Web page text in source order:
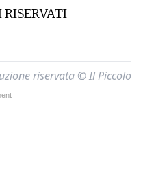
riservata © Il Piccolo